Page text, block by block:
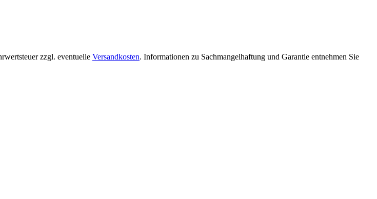
zzgl. eventuelle Versandkosten. Informationen zu Sachmangelhaftung und Garantie entnehmen Sie